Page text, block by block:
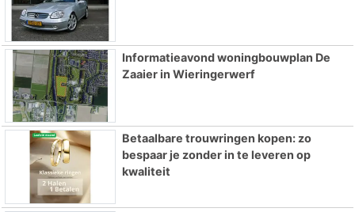
Informatieavond woningbouwplan De
Zaaier in Wieringerwerf
Betaalbare trouwringen kopen: zo
bespaar je zonder in te leveren op
kwaliteit